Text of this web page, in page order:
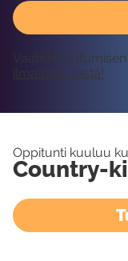
Vaatii
ilmaiseksi tästä!
Oppitunti kuuluu
Country-